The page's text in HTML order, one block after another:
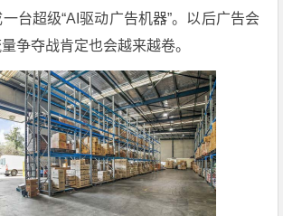
台超级“AI驱动广告机器”。以后广告会
争夺战肯定也会越来越卷。